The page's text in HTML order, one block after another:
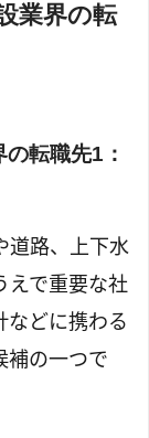
業界の転
転職先1：
道路、上下水
えで重要な社
などに携わる
補の一つで